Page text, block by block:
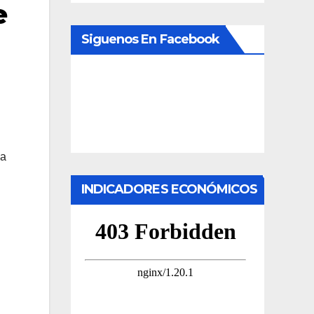
Siguenos En Facebook
INDICADORES ECONÓMICOS